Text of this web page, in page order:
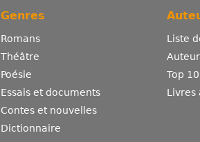
Genres
Romans
Théâtre
Poésie
Essais et documents
Contes et nouvelles
Dictionnaire
Liste
Top
Livres